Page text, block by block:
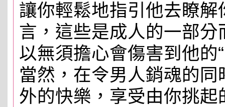
讓你輕鬆地指引他去瞭
言，這些是成人的一部
以無須擔心會傷害到他的
當然，在令男人銷魂的
外的快樂，享受由你挑